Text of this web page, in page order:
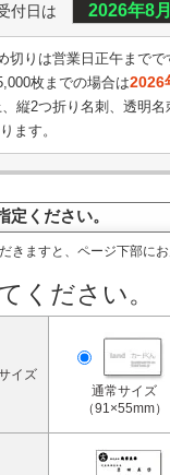
付日は 2026年8
切りは営業日正午までで
枚までの場合は2026
縦2つ折り名刺、透明名
ます。
ください。
きますと、ページ下部に
ください。
イズ
通常サイズ
（91×55mm）